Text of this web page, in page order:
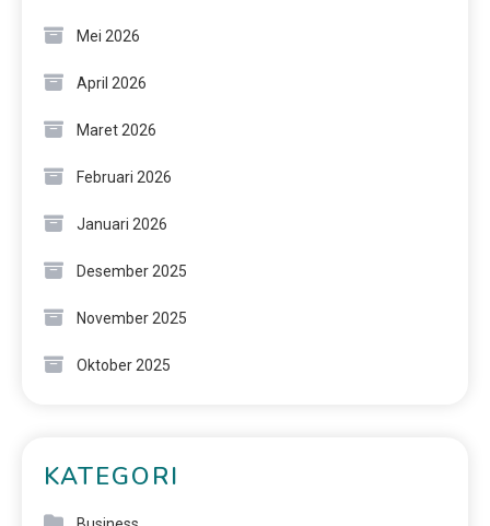
Mei 2026
April 2026
Maret 2026
Februari 2026
Januari 2026
Desember 2025
November 2025
Oktober 2025
KATEGORI